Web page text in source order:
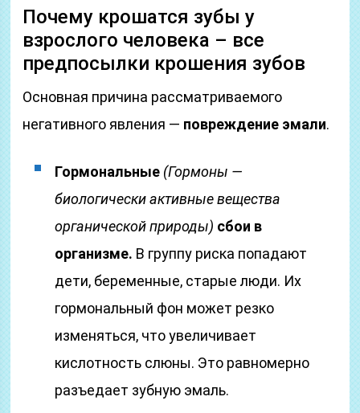
Почему крошатся зубы у
взрослого человека – все
предпосылки крошения зубов
Основная причина рассматриваемого
негативного явления — повреждение эмали.
Гормональные (Гормоны —
биологически активные вещества
органической природы) сбои в
организме. В группу риска попадают
дети, беременные, старые люди. Их
гормональный фон может резко
изменяться, что увеличивает
кислотность слюны. Это равномерно
разъедает зубную эмаль.